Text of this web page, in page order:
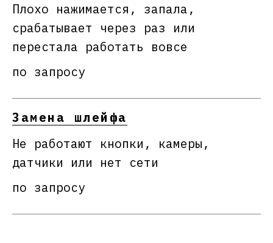
Плохо нажимается, запала,
срабатывает через раз или
перестала работать вовсе
по запросу
Замена шлейфа
Не работают кнопки, камеры,
датчики или нет сети
по запросу